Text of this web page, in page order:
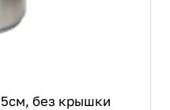
без крышки